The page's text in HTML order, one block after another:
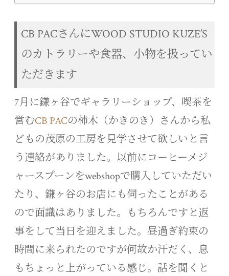
CB PACさんにWOOD STUDIO KUZE’S
のカトラリーや食器、小物を扱ってい
ただきます
7月に鎌ヶ谷でギャラリーショップ、喫茶を
営むCB PACの柿木（かきのき）さんから私
どもの茂原の工房を見学させて欲しいと言
う連絡がありました。以前にコーヒーメジ
ャースプーンをwebshopで購入していただい
たり、鎌ヶ谷のお店にも伺ったことがある
ので面識はありました。もちろんですと返
事をして当日を迎えました。昼過ぎ約束の
時間に来られたのですが何故か汗だく、息
もちょっと上がっている感じ。話を聞くと